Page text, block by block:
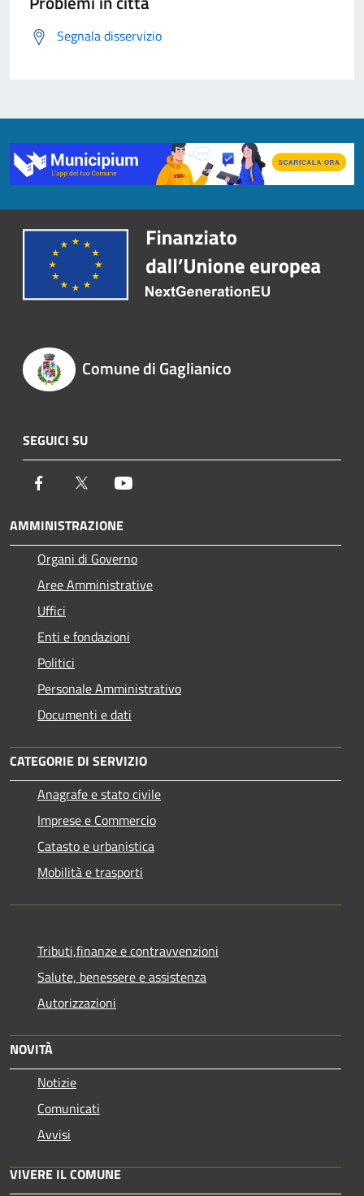
Segnala disservizio
Comune di Gaglianico
SEGUICI SU
Facebook Twitter
AMMINISTRAZIONE
Organi di Governo
Aree Amministrative
Uffici
Enti e fondazioni
Politici
Personale Amministrativo
Documenti e dati
CATEGORIE DI SERVIZIO
Anagrafe e stato civile
Imprese e Commercio
Catasto e urbanistica
Mobilità e trasporti
Tributi,finanze e contravvenzioni
Salute, benessere e assistenza
Autorizzazioni
NOVITÀ
Notizie
Comunicati
Avvisi
VIVERE IL COMUNE